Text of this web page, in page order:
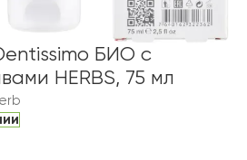
БИО с
HERBS, 75 мл